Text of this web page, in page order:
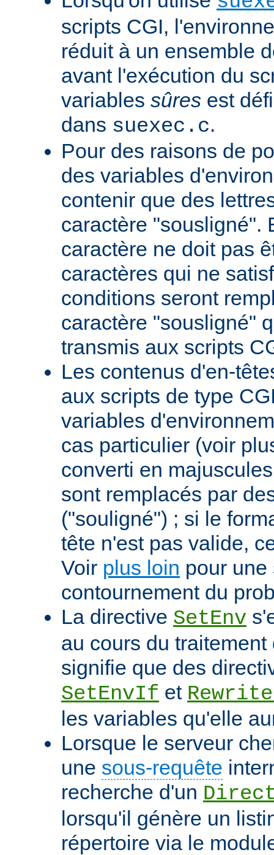
scripts CGI,
réduit à un ensemble
avant l'exécution du
variables sûres est
dans suexec.c.
Pour des raisons de
des variables
contenir que des
caractère "sousligné".
caractère ne doit pas
caractères qui ne
conditions seront
caractère "sousligné"
transmis aux scripts
Les contenus d'en-
aux scripts de type
variables
cas particulier (voir
converti en
sont remplacés par
("souligné") ; si le
tête n'est pas valide,
Voir plus loin pour
contournement du
La directive SetEnv
au cours du
signifie que des
SetEnvIf et
les variables qu'elle
Lorsque le serveur
une sous-requête
recherche d'un
lorsqu'il génère un
répertoire via le